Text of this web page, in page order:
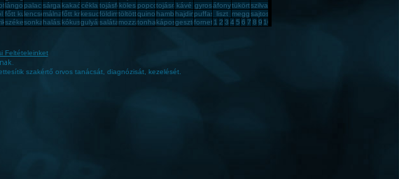
hús
lángospalacsintasárgabarackkakaós csiga
cékla tojásfehérje
köles popcorntojásrántotta
kávé gyrosáfonyatükörtojás
szilva
főtt kukoricalencsefőzelék
málnafőtt krumpli
kesudióföldimogyoró
töltött káposzta
quinoahamburger
hajdinapuffasztott rizs
liszt meggysajtos pogácsa
krumpli
székelykáposzta
sonkahalászlékókuszreszelék
gulyásleves
salátamozzarella
tonhalkáposztagesztenye
fornetti1 2 3 4 5 6 7 8 9 10
Feltételeinket
szakértő orvos tanácsát, diagnózisát, kezelését.